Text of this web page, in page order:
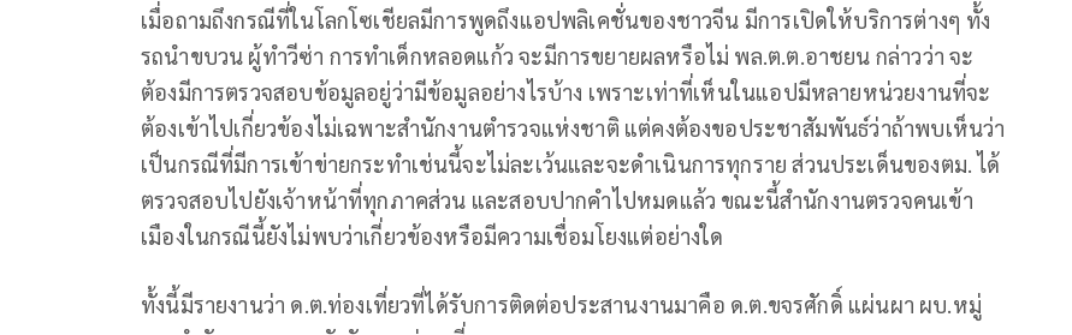
เมื่อถามถึงกรณีที่ในโลกโซเชียลมีการพูดถึงแอปพลิเคชั่นของชาวจีน มีการเปิดให้บริการต่างๆ ทั้ง
รถนำขบวน ผู้ทำวีซ่า การทำเด็กหลอดแก้ว จะมีการขยายผลหรือไม่ พล.ต.ต.อาชยน กล่าวว่า จะ
ต้องมีการตรวจสอบข้อมูลอยู่ว่ามีข้อมูลอย่างไรบ้าง เพราะเท่าที่เห็นในแอปมีหลายหน่วยงานที่จะ
ต้องเข้าไปเกี่ยวข้องไม่เฉพาะสำนักงานตำรวจแห่งชาติ แต่คงต้องขอประชาสัมพันธ์ว่าถ้าพบเห็นว่า
เป็นกรณีที่มีการเข้าข่ายกระทำเช่นนี้จะไม่ละเว้นและจะดำเนินการทุกราย ส่วนประเด็นของตม. ได้
ตรวจสอบไปยังเจ้าหน้าที่ทุกภาคส่วน และสอบปากคำไปหมดแล้ว ขณะนี้สำนักงานตรวจคนเข้า
เมืองในกรณีนี้ยังไม่พบว่าเกี่ยวข้องหรือมีความเชื่อมโยงแต่อย่างใด
ทั้งนี้มีรายงานว่า ด.ต.ท่องเที่ยวที่ได้รับการติดต่อประสานงานมาคือ ด.ต.ขจรศักดิ์ แผ่นผา ผบ.หมู่